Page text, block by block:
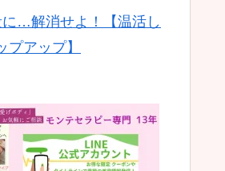
に…解消せよ！【温活し
プアップ】